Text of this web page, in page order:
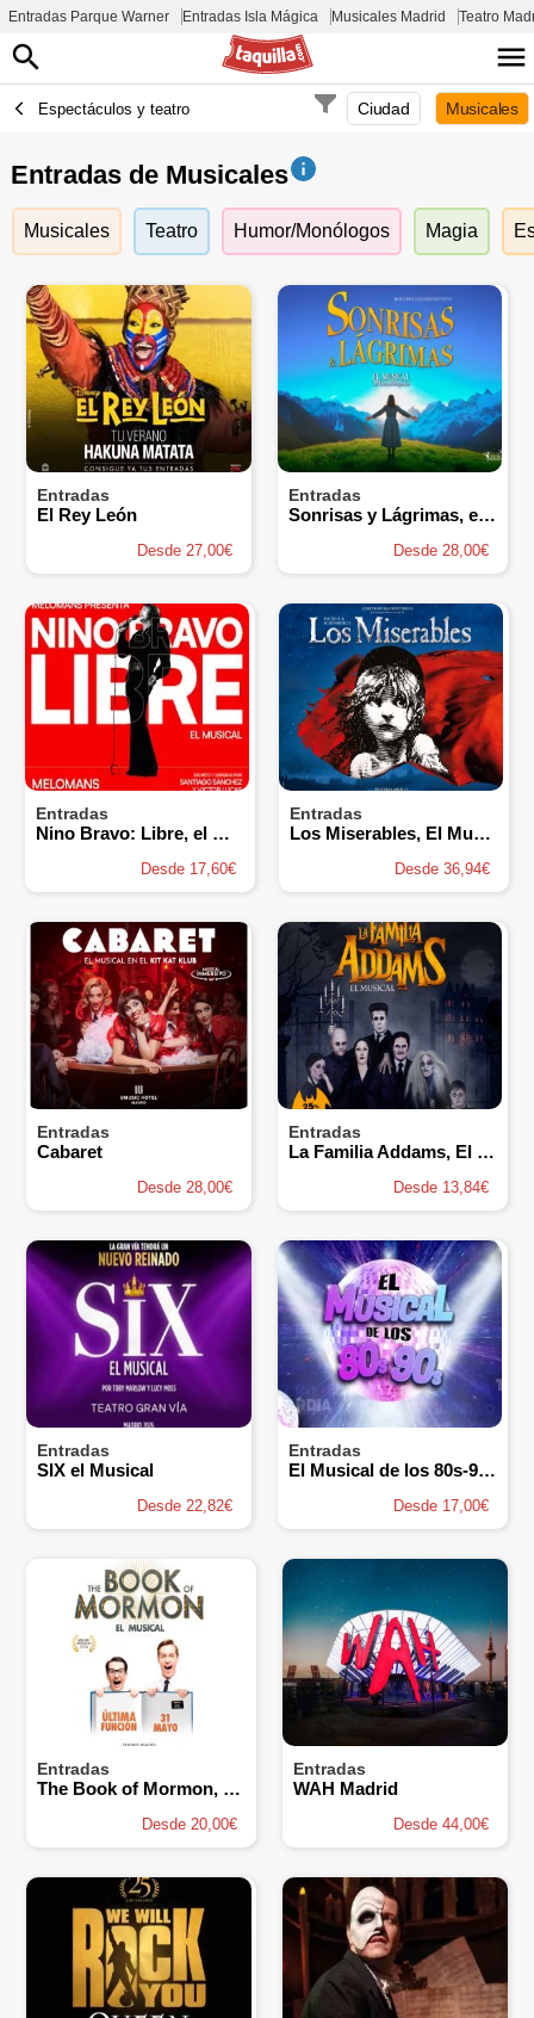
Entradas Parque Warner Entradas Isla Mágica Musicales Madrid Teatro
Espectáculos y teatro Ciudad Musicales
Entradas de Musicales
Musicales Teatro Humor/Monólogos Magia
Entradas
El Rey León
Desde 27,00€
Entradas
Sonrisas y Lágrimas, el Musical
Desde 28,00€
Entradas
Nino Bravo: Libre, el musical
Desde 17,60€
Entradas
Los Miserables, El Musical
Desde 36,94€
Entradas
Cabaret
Desde 28,00€
Entradas
La Familia Addams, El Musical
Desde 13,84€
Entradas
SIX el Musical
Desde 22,82€
Entradas
El Musical de los 80s-90s
Desde 17,00€
Entradas
The Book of Mormon, el musical
Desde 20,00€
Entradas
WAH Madrid
Desde 44,00€